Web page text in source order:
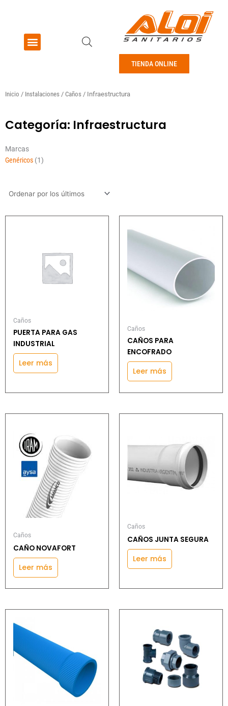
Menu
TIENDA ONLINE
Inicio / Instalaciones / Caños / Infraestructura
Categoría: Infraestructura
Marcas
Genéricos (1)
Caños
PUERTA PARA GAS
INDUSTRIAL
Leer más
Caños
CAÑOS PARA
ENCOFRADO
Leer más
Caños
CAÑO NOVAFORT
Leer más
Caños
CAÑOS JUNTA SEGURA
Leer más